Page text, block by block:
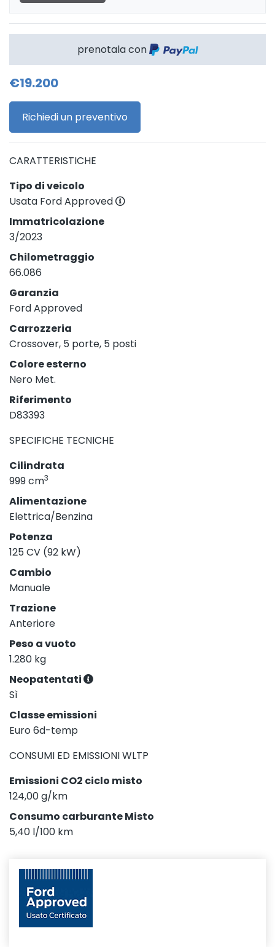
prenotala con
€19.200
Richiedi un preventivo
CARATTERISTICHE
Tipo di veicolo
Usata Ford Approved
Immatricolazione
3/2023
Chilometraggio
66.086
Garanzia
Ford Approved
Carrozzeria
Crossover, 5 porte, 5 posti
Colore esterno
Nero Met.
Riferimento
D83393
SPECIFICHE TECNICHE
Cilindrata
999 cm3
Alimentazione
Elettrica/Benzina
Potenza
125 CV (92 kW)
Cambio
Manuale
Trazione
Anteriore
Peso a vuoto
1.280 kg
Neopatentati
Sì
Classe emissioni
Euro 6d-temp
CONSUMI ED EMISSIONI WLTP
Emissioni CO2 ciclo misto
124,00 g/km
Consumo carburante Misto
5,40 l/100 km